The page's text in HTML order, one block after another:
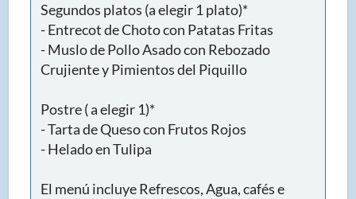
Segundos platos (a elegir 1 plato)*
- Entrecot de Choto con Patatas Fritas
- Muslo de Pollo Asado con Rebozado
Crujiente y Pimientos del Piquillo
Postre ( a elegir 1)*
- Tarta de Queso con Frutos Rojos
- Helado en Tulipa
El menú incluye Refrescos, Agua, cafés e